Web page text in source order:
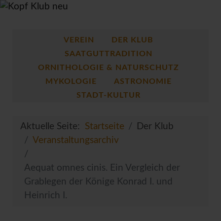
VEREIN
DER KLUB
SAATGUTTRADITION
ORNITHOLOGIE & NATURSCHUTZ
MYKOLOGIE
ASTRONOMIE
STADT-KULTUR
Aktuelle Seite: Startseite
Der Klub
Veranstaltungsarchiv
Aequat omnes cinis. Ein Vergleich der
Grablegen der Könige Konrad I. und
Heinrich I.